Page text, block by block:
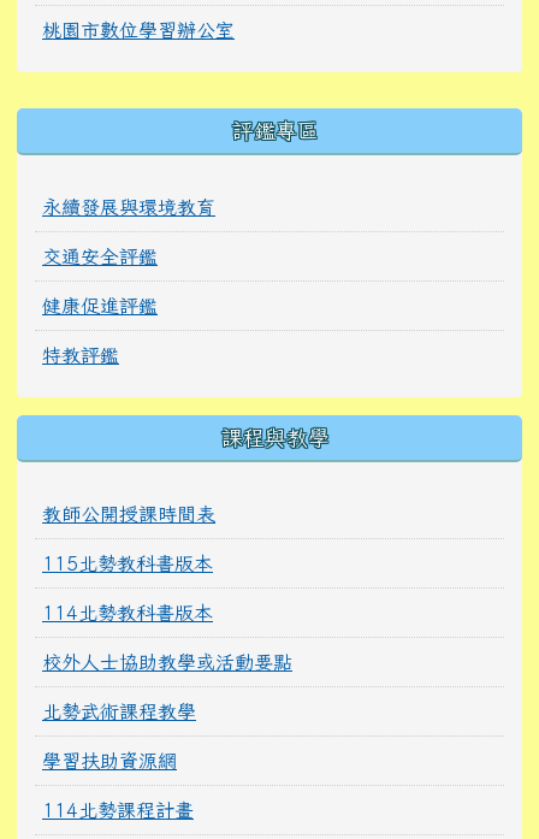
桃園市數位學習辦公室
評鑑專區
永續發展與環境教育
交通安全評鑑
健康促進評鑑
特教評鑑
課程與教學
教師公開授課時間表
115北勢教科書版本
114北勢教科書版本
校外人士協助教學或活動要點
北勢武術課程教學
學習扶助資源網
114北勢課程計畫